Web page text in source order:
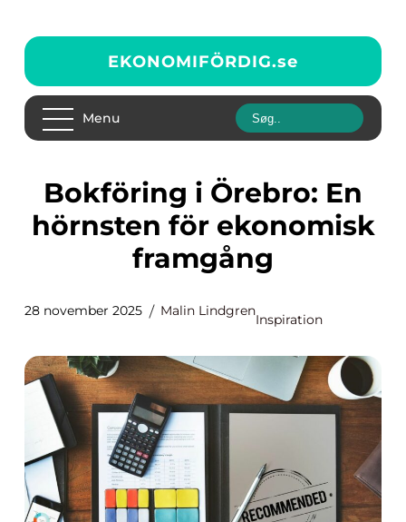
EKONOMIFÖRDIG.se
Menu
Bokföring i Örebro: En
hörnsten för ekonomisk
framgång
28 november 2025 Malin Lindgren
Inspiration